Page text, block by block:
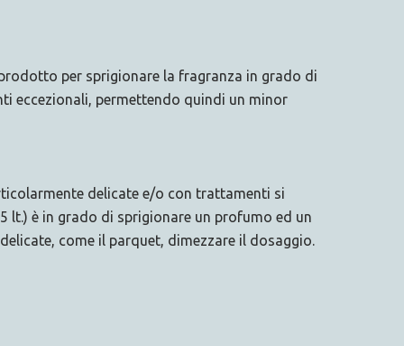
per sprigionare la fragranza in grado di
eccezionali, permettendo quindi un minor
delicate e/o con trattamenti si
è in grado di sprigionare un profumo ed un
come il parquet, dimezzare il dosaggio.